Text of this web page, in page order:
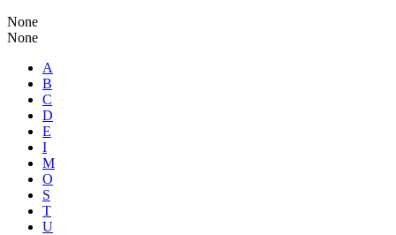
None
None
A
B
C
D
E
I
M
O
S
T
U